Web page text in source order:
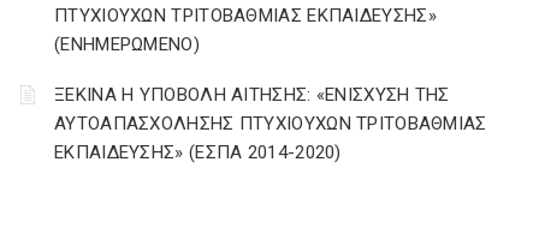
ΠΤΥΧΙΟΥΧΩΝ ΤΡΙΤΟΒΑΘΜΙΑΣ ΕΚΠΑΙΔΕΥΣΗΣ»
(ΕΝΗΜΕΡΩΜΕΝΟ)
ΞΕΚΙΝΑ Η ΥΠΟΒΟΛΗ ΑΙΤΗΣΗΣ: «ΕΝΙΣΧΥΣΗ ΤΗΣ
ΑΥΤΟΑΠΑΣΧΟΛΗΣΗΣ ΠΤΥΧΙΟΥΧΩΝ ΤΡΙΤΟΒΑΘΜΙΑΣ
ΕΚΠΑΙΔΕΥΣΗΣ» (ΕΣΠΑ 2014-2020)